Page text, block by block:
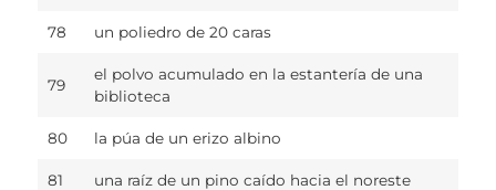
78 un poliedro de 20 caras
79
el polvo acumulado en la estantería de una
biblioteca
80 la púa de un erizo albino
81 una raíz de un pino caído hacia el noreste